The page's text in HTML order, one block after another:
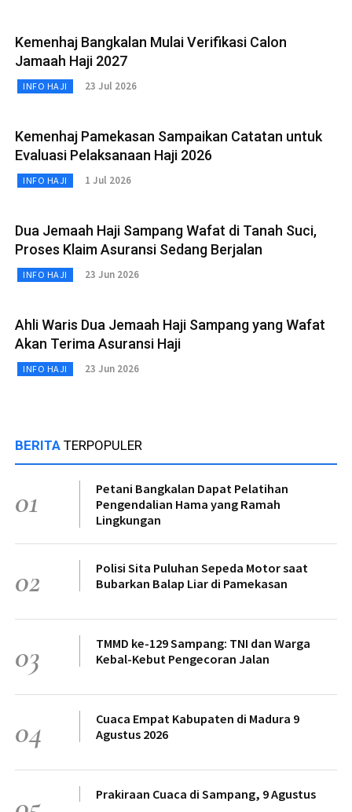
Kemenhaj Bangkalan Mulai Verifikasi Calon
Jamaah Haji 2027
INFO HAJI 23 Jul 2026
Kemenhaj Pamekasan Sampaikan Catatan untuk
Evaluasi Pelaksanaan Haji 2026
INFO HAJI 1 Jul 2026
Dua Jemaah Haji Sampang Wafat di Tanah Suci,
Proses Klaim Asuransi Sedang Berjalan
INFO HAJI 23 Jun 2026
Ahli Waris Dua Jemaah Haji Sampang yang Wafat
Akan Terima Asuransi Haji
INFO HAJI 23 Jun 2026
BERITA TERPOPULER
01
Petani Bangkalan Dapat Pelatihan
Pengendalian Hama yang Ramah
Lingkungan
02
Polisi Sita Puluhan Sepeda Motor saat
Bubarkan Balap Liar di Pamekasan
03
TMMD ke-129 Sampang: TNI dan Warga
Kebal-Kebut Pengecoran Jalan
04
Cuaca Empat Kabupaten di Madura 9
Agustus 2026
Prakiraan Cuaca di Sampang, 9 Agustus